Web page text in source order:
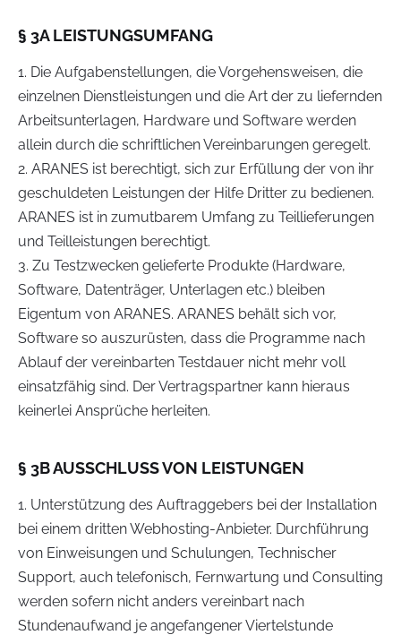
§ 3A LEISTUNGSUMFANG
1. Die Aufgabenstellungen, die Vorgehensweisen, die
einzelnen Dienstleistungen und die Art der zu liefernden
Arbeitsunterlagen, Hardware und Software werden
allein durch die schriftlichen Vereinbarungen geregelt.
2. ARANES ist berechtigt, sich zur Erfüllung der von ihr
geschuldeten Leistungen der Hilfe Dritter zu bedienen.
ARANES ist in zumutbarem Umfang zu Teillieferungen
und Teilleistungen berechtigt.
3. Zu Testzwecken gelieferte Produkte (Hardware,
Software, Datenträger, Unterlagen etc.) bleiben
Eigentum von ARANES. ARANES behält sich vor,
Software so auszurüsten, dass die Programme nach
Ablauf der vereinbarten Testdauer nicht mehr voll
einsatzfähig sind. Der Vertragspartner kann hieraus
keinerlei Ansprüche herleiten.
§ 3B AUSSCHLUSS VON LEISTUNGEN
1. Unterstützung des Auftraggebers bei der Installation
bei einem dritten Webhosting-Anbieter. Durchführung
von Einweisungen und Schulungen, Technischer
Support, auch telefonisch, Fernwartung und Consulting
werden sofern nicht anders vereinbart nach
Stundenaufwand je angefangener Viertelstunde